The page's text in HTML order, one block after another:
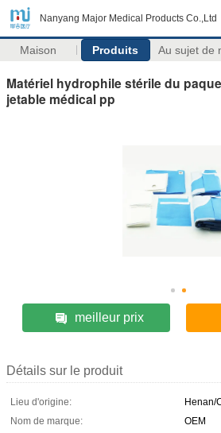
Nanyang Major Medical Products Co.,Ltd
Maison Produits Au sujet de
Matériel hydrophile stérile du
jetable médical pp
meilleur prix
Détails sur le produit
Lieu d'origine:
Henan/
Nom de marque:
OEM